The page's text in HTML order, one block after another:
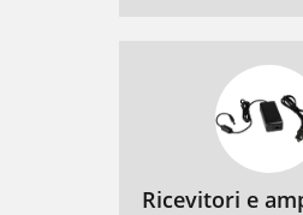
Ricevitori e